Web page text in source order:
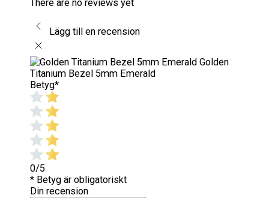
There are no reviews yet
Lägg till en recension
Golden
Titanium Bezel 5mm Emerald
Betyg*
0/5
* Betyg är obligatoriskt
Din recension